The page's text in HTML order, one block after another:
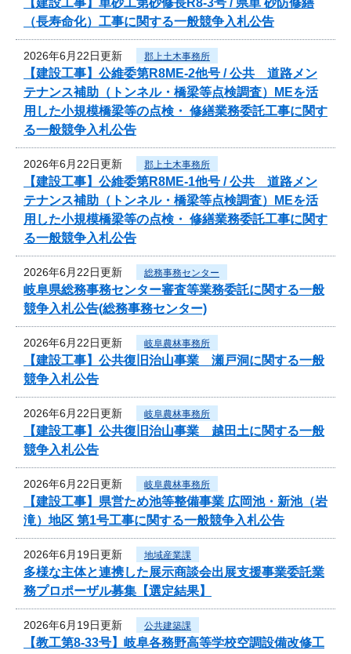
（長寿命化）工事に関する一般競争入札公告
2026年6月22日更新 郡上土木事務所
【建設工事】公維委第R8ME-2他号 / 公共 道路メン
テナンス補助（トンネル・橋梁等点検調査）MEを活
用した小規模橋梁等の点検・ 修繕業務委託工事に関す
る一般競争入札公告
2026年6月22日更新 郡上土木事務所
【建設工事】公維委第R8ME-1他号 / 公共 道路メン
テナンス補助（トンネル・橋梁等点検調査）MEを活
用した小規模橋梁等の点検・ 修繕業務委託工事に関す
る一般競争入札公告
2026年6月22日更新 総務事務センター
岐阜県総務事務センター審査等業務委託に関する一般
競争入札公告(総務事務センター)
2026年6月22日更新 岐阜農林事務所
【建設工事】公共復旧治山事業 瀬戸洞に関する一般
競争入札公告
2026年6月22日更新 岐阜農林事務所
【建設工事】公共復旧治山事業 越田土に関する一般
競争入札公告
2026年6月22日更新 岐阜農林事務所
【建設工事】県営ため池等整備事業 広岡池・新池（岩
滝）地区 第1号工事に関する一般競争入札公告
2026年6月19日更新 地域産業課
多様な主体と連携した展示商談会出展支援事業委託業
務プロポーザル募集【選定結果】
2026年6月19日更新 公共建築課
【教工第8-33号】岐阜各務野高等学校空調設備改修工